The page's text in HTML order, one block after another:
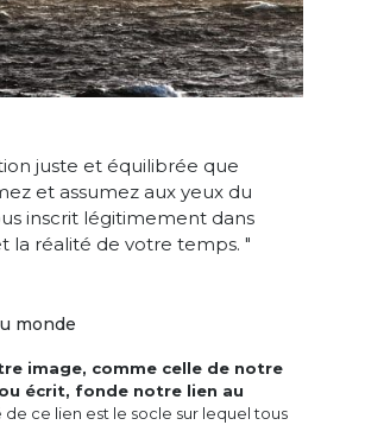
juste et équilibrée que
et assumez aux yeux du
inscrit légitimement dans
la réalité de votre temps. "
monde
image, comme celle de notre
écrit, fonde notre lien au
de ce lien est le socle sur lequel tous